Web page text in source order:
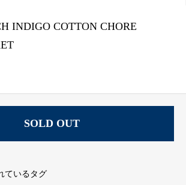
INDIGO COTTON CHORE
SOLD OUT
ているタグ